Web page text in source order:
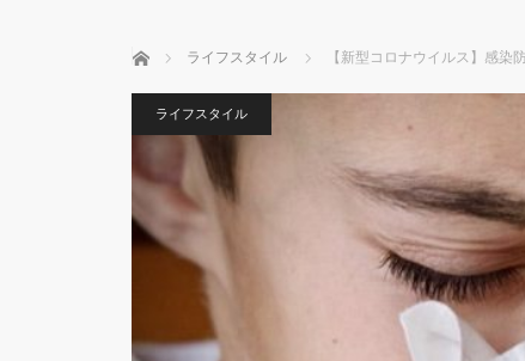
ホーム ライフスタイル 【新型コロナウイルス】感染
ライフスタイル